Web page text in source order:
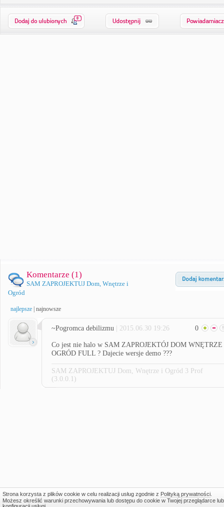
0
Komentarze (1)
SAM ZAPROJEKTUJ Dom, Wnętrze i
Ogród
najlepsze najnowsze
~Pogromca debilizmu | 2015.06.30 19:26 0
Co jest nie halo w SAM ZAPROJEKTÓJ DOM WNĘTRZE
OGRÓD FULL ? Dajecie wersje demo ???
SAM ZAPROJEKTUJ Dom, Wnętrze i Ogród 3 Prof
(3.0.0.1)
Strona korzysta z plików cookie w celu realizacji usług zgodnie z Polityką prywatności.
Możesz określić warunki przechowywania lub dostępu do cookie w Twojej przeglądarce lub